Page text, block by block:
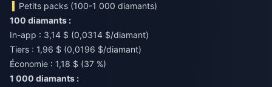
Petits packs (100-1 000 diamants)
100 diamants :
In-app : 3,14 $ (0,0314 $/diamant)
Tiers : 1,96 $ (0,0196 $/diamant)
Économie : 1,18 $ (37 %)
1 000 diamants :